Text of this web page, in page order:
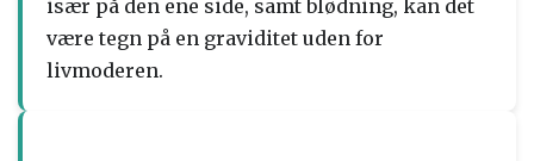
især på den ene side, samt blødning, kan det
være tegn på en graviditet uden for
livmoderen.